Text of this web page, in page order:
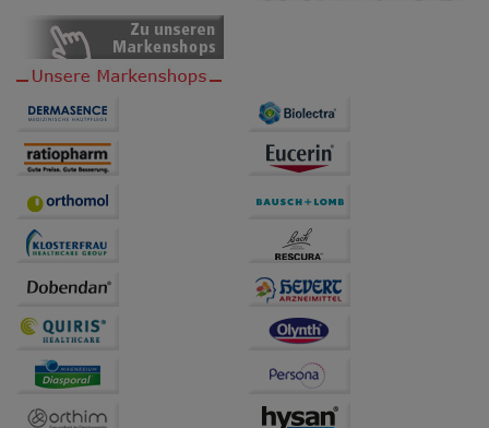
Website weiter für Sie optimieren können, den Inhalt
auf unserer Website aber auch die Werbung auf
Drittseiten möglichst relevant für Sie zu gestalten.
Bitte beachten Sie, dass Daten hierfür teilweise an
übertragen werden.